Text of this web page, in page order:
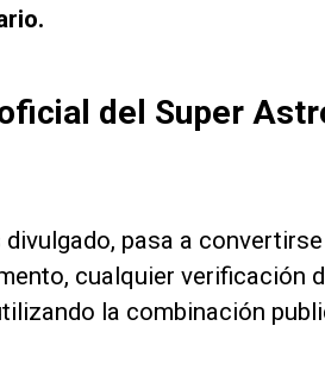
del Super
pasa a
cualquier verificación
la combinación